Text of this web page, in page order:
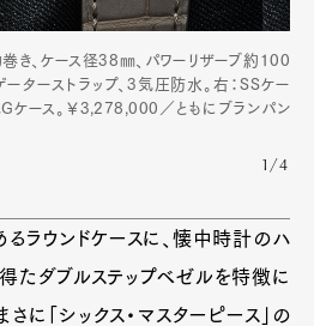
き、ケース径38㎜、パワーリザーブ約100
ーターストラップ、3気圧防水。右：SSケー
ース。￥3,278,000／ともにブランパン
1/4
るラウンドケースに、懐中時計のハ
たダブルステップベゼルを特徴に
に「シックス・マスターピース」の